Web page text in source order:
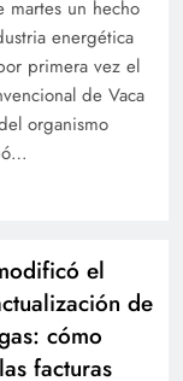
martes un hecho
energética
primera vez el
de Vaca
organismo
el
de
cómo
facturas